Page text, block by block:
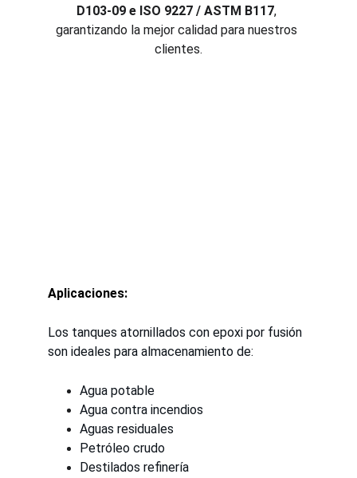
D103-09 e ISO 9227 / ASTM B117,
garantizando la mejor calidad para nuestros
clientes.
Aplicaciones:
Los tanques atornillados con epoxi por fusión
son ideales para almacenamiento de:
Agua potable
Agua contra incendios
Aguas residuales
Petróleo crudo
Destilados refinería